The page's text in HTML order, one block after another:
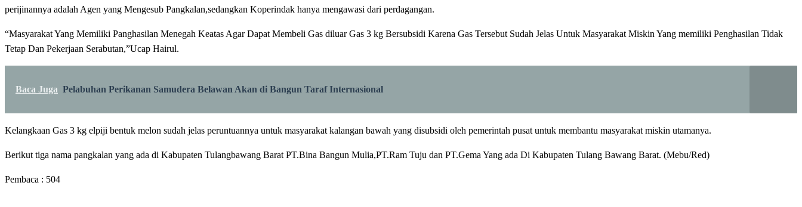
perijinannya adalah Agen yang Mengesub Pangkalan,sedangkan Koperindak hanya mengawasi dari perdagangan.
“Masyarakat Yang Memiliki Panghasilan Menegah Keatas Agar Dapat Membeli Gas diluar Gas 3 kg Bersubsidi Karena Gas Tersebut Sudah Jelas Untuk Masyarakat Miskin Yang memiliki Penghasilan Tidak
Tetap Dan Pekerjaan Serabutan,”Ucap Hairul.
Baca Juga Pelabuhan Perikanan Samudera Belawan Akan di Bangun Taraf Internasional
Kelangkaan Gas 3 kg elpiji bentuk melon sudah jelas peruntuannya untuk masyarakat kalangan bawah yang disubsidi oleh pemerintah pusat untuk membantu masyarakat miskin utamanya.
Berikut tiga nama pangkalan yang ada di Kabupaten Tulangbawang Barat PT.Bina Bangun Mulia,PT.Ram Tuju dan PT.Gema Yang ada Di Kabupaten Tulang Bawang Barat. (Mebu/Red)
Pembaca : 504